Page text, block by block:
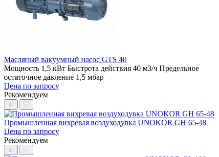
Масляный вакуумный насос GTS 40
Мощность 1,5 кВт Быстрота действия 40 м3/ч Предельное
остаточное давление 1,5 мбар
Цена по запросу
Рекомендуем
Промышленная вихревая воздуходувка UNOKOR GH 65-48
Цена по запросу
Рекомендуем